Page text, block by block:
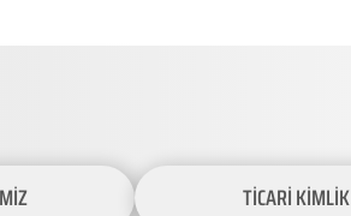
TİCARİ KİMLİK